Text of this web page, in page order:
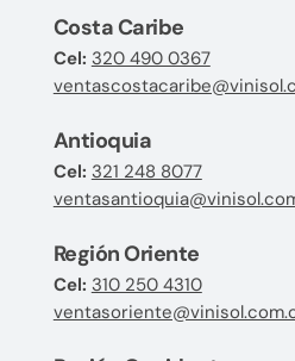
Costa Caribe
Cel: 320 490 0367
Antioquia
Cel: 321 248 8077
Región Oriente
Cel: 310 250 4310